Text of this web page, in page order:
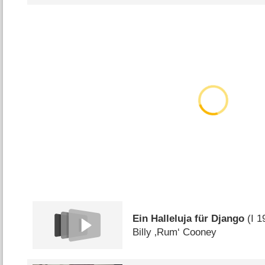
Ein Halleluja für Django (I
Billy ‚Rum‘ Cooney